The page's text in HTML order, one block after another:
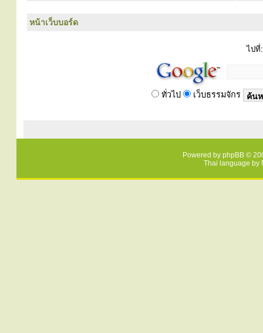
หน้าเว็บบอร์ด
ไปที่:
ทั่วไป เว็บธรรมจักร
Powered by phpBB ©
Thai language by